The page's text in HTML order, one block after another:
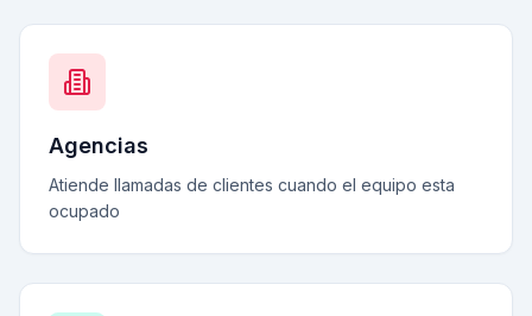
Agencias
Atiende llamadas de clientes cuando el equipo esta
ocupado